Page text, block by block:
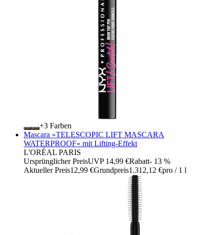
+
Farben
Mascara »TELESCOPIC LIFT MASCARA
WATERPROOF« mit Lifting-Effekt
L'ORÉAL PARIS
Ursprünglicher PreisUVP 14,99 €Rabatt- 13 %
Aktueller Preis12,99 €Grundpreis1.312,12 €pro / 1 l